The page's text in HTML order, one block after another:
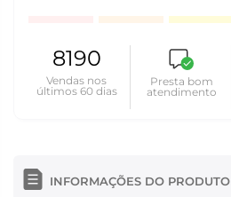
8190
Vendas nos
últimos 60 dias
Presta bom
atendimento
INFORMAÇÕES DO PRODUTO